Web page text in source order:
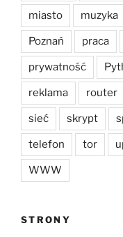
miasto muzyka
Poznań praca
prywatność
reklama router
sieć skrypt
telefon tor
WWW
STRONY